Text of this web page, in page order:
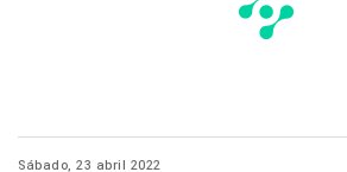
Sábado, 23 abril 2022